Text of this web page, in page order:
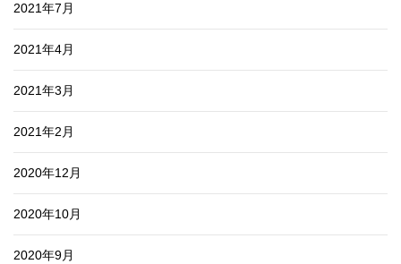
2021年7月
2021年4月
2021年3月
2021年2月
2020年12月
2020年10月
2020年9月